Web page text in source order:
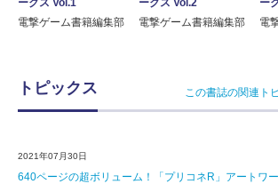
電撃ゲーム書籍編集部
電撃ゲーム書籍編集部
電
トピックス この書誌の関連ト
2021年07月30日
640ページの超ボリューム！「プリコネR」アートワ